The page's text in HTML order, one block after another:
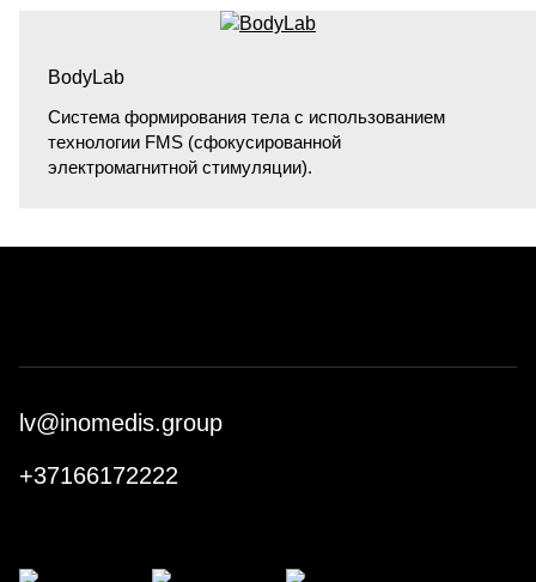
BodyLab
Система формирования тела с использованием
технологии FMS (сфокусированной
электромагнитной стимуляции).
lv@inomedis.group
+37166172222